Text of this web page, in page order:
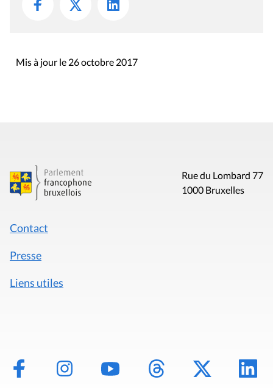
Mis à jour le 26 octobre 2017
Rue du Lombard 77
1000 Bruxelles
Contact
Presse
Liens utiles